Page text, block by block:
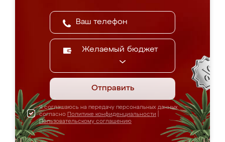
Желаемый бюджет
Отправить
Я соглашаюсь на передачу персональных данных
согласно Политике конфиденциальности
Пользовательскому соглашению